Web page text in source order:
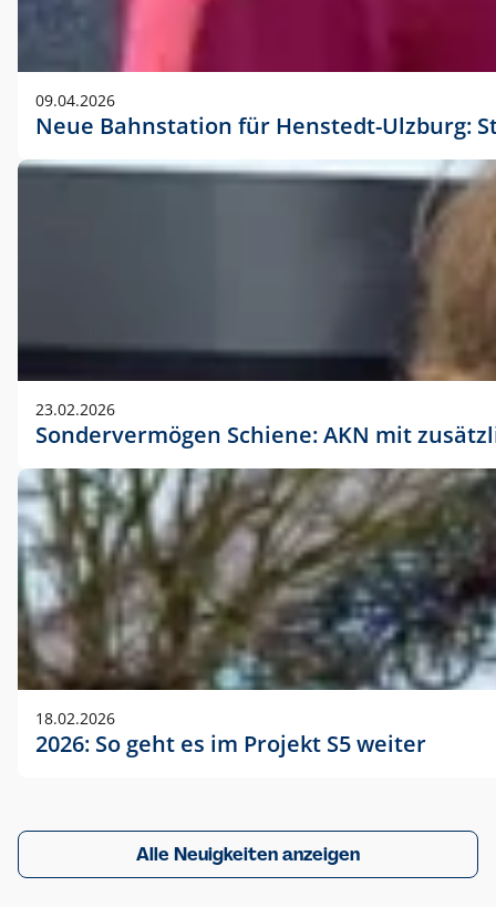
09.04.2026
Neue Bahnstation für Henstedt-Ulzburg:
23.02.2026
Sondervermögen Schiene: AKN mit
18.02.2026
2026: So geht es im Projekt S5 weiter
Alle Neuigkeiten anzeigen